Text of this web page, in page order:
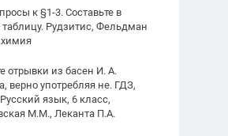
к §1-3. Составьте в
таблицу. Рудзитис, Фельдман
химия
отрывки из басен И. А.
верно употребляя не. ГДЗ,
язык, 6 класс,
М.М., Леканта П.А.